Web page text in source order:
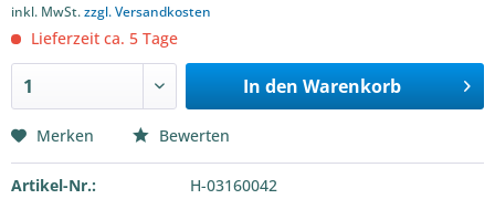
inkl. MwSt.zzgl. Versandkosten
Lieferzeit ca. 5 Tage
In den Warenkorb
Merken Bewerten
Artikel-Nr.: H-03160042